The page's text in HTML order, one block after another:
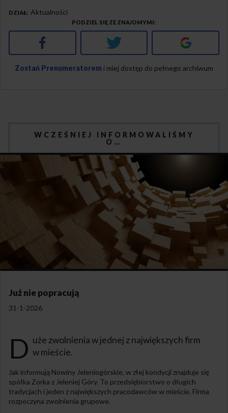
DZIAŁ Aktualności
PODZIEL SIĘ ZE ZNAJOMYMI
Facebook Twitter Google+
Zostań Prenumeratorem i miej dostęp do pełnego archiwum
WCZEŚNIEJ INFORMOWALIŚMY
O…
Już nie popracują
31-1-2026
D uże zwolnienia w jednej z największych firm
w mieście.
Jak informują Nowiny Jeleniogórskie, w złej kondycji znajduje się
spółka Zorka z Jeleniej Góry. To przedsiębiorstwo o długich
tradycjach i jeden z największych pracodawców w mieście. Firma
rozpoczyna zwolnienia grupowe.